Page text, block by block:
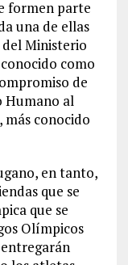
formen parte
una de ellas
Ministerio
como
de
Humano al
más conocido
en tanto,
que se
que se
Olímpicos
entregarán